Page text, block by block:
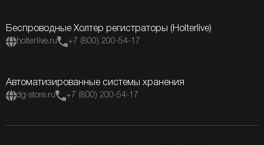
Беспроводные Холтер регистраторы (Holterlive)
holterlive.ru +7 (800) 200-54-17
Автоматизированные системы хранения
dg-store.ru +7 (800) 200-54-17